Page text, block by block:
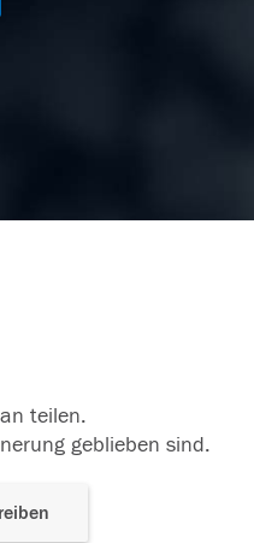
teilen.
geblieben sind.